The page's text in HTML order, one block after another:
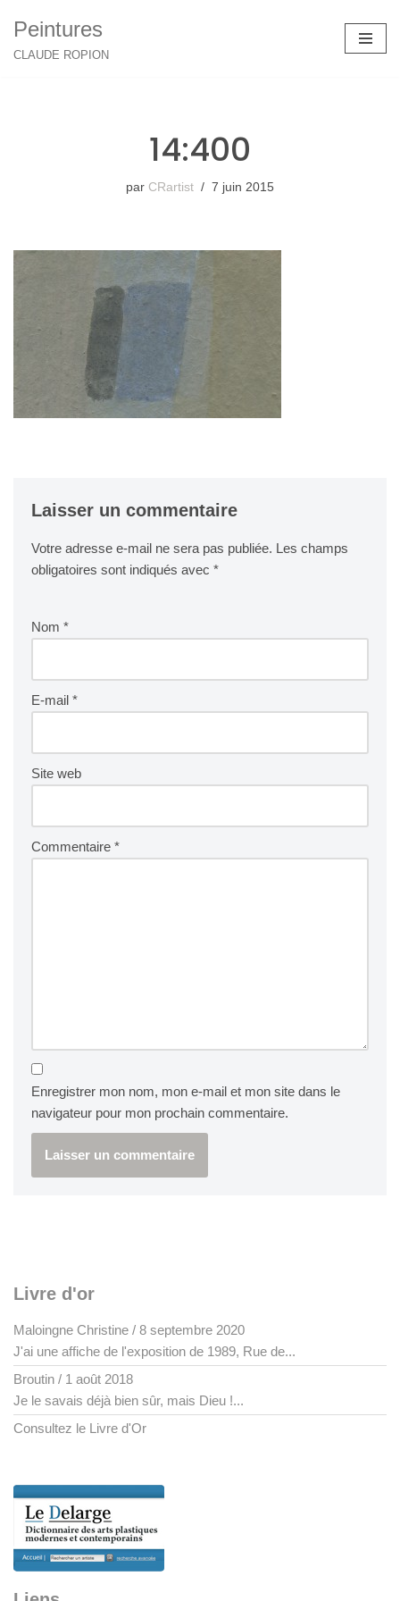
Aller
Peintures
CLAUDE ROPION
14:400
par CRartist 7 juin 2015
Laisser un commentaire
Votre adresse e-mail ne sera pas publiée. Les champs
obligatoires sont indiqués avec *
Nom *
E-mail *
Site web
Commentaire *
Enregistrer mon nom, mon e-mail et mon site dans le
navigateur pour mon prochain commentaire.
Livre d'or
Maloingne Christine / 8 septembre 2020
J'ai une affiche de l'exposition de 1989, Rue de...
Broutin / 1 août 2018
Je le savais déjà bien sûr, mais Dieu !...
Consultez le Livre d'Or